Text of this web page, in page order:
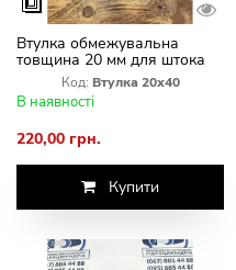
Втулка обмежувальна
товщина 20 мм для штока
Ø40 гідроциліндра
Ґрунтообробного комплексу
Велес-Агро
Код: Втулка 20х40
В наявності
220,00 грн.
Купити